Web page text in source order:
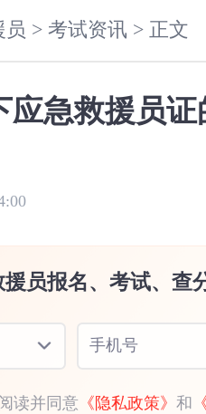
员 >考试资讯 > 正文
应急救援员证
援员报名、考试、查
手机号
读并同意 《隐私政策》和